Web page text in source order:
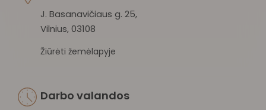
J. Basanavičiaus g. 25,
Vilnius, 03108
Žiūrėti žemėlapyje
Darbo valandos